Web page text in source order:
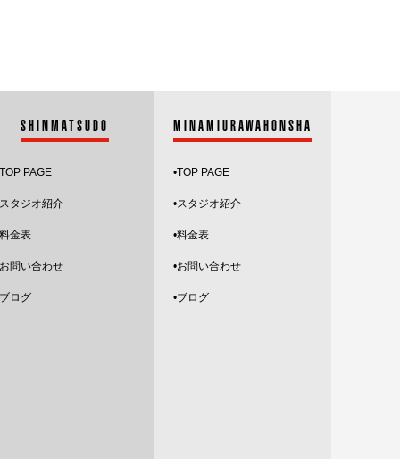
2022.6
SHINMATSUDO
PAGE
タジオ紹介
金表
問い合わせ
ログ
MINAMIURAWAHONSHA
•TOP PAGE
•スタジオ紹介
•料金表
•お問い合わせ
•ブログ